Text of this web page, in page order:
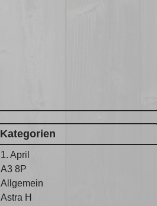
Kategorien
1. April
A3 8P
Allgemein
Astra H